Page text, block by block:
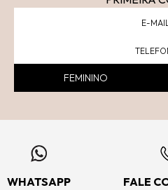
FEMININO
WHATSAPP FALE